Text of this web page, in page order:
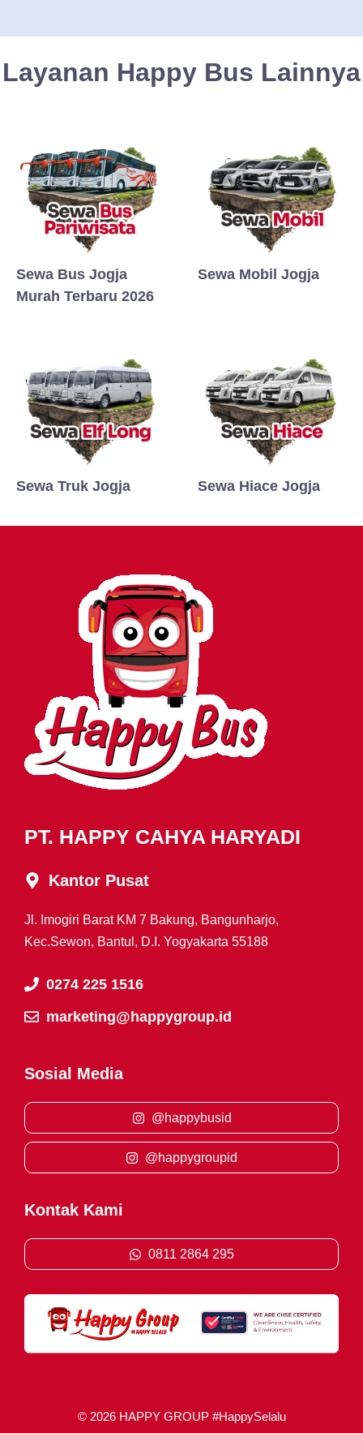
Layanan Happy Bus Lainnya
Sewa Bus Jogja
Murah Terbaru 2026
Sewa Mobil Jogja
Sewa Truk Jogja Sewa Hiace Jogja
PT. HAPPY CAHYA HARYADI
Kantor Pusat
Jl. Imogiri Barat KM 7 Bakung, Bangunharjo,
Kec.Sewon, Bantul, D.I. Yogyakarta 55188
0274 225 1516
marketing@happygroup.id
Sosial Media
@happybusid
@happygroupid
Kontak Kami
0811 2864 295
© 2026 HAPPY GROUP #HappySelalu